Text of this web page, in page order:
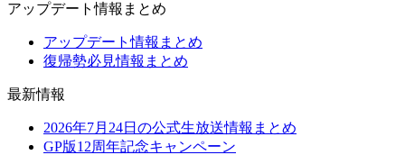
アップデート情報まとめ
アップデート情報まとめ
復帰勢必見情報まとめ
最新情報
2026年7月24日の公式生放送情報まとめ
GP版12周年記念キャンペーン